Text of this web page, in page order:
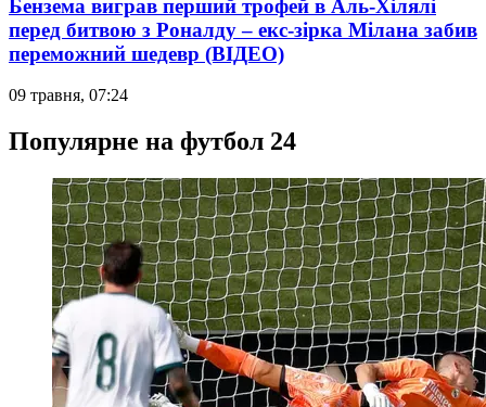
Бензема виграв перший трофей в Аль-Хілялі
перед битвою з Роналду – екс-зірка Мілана забив
переможний шедевр (ВІДЕО)
09 травня, 07:24
Популярне на футбол 24